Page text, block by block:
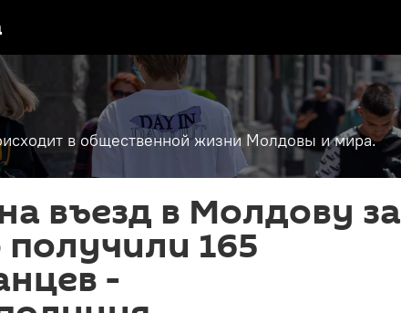
в общественной жизни Молдовы и мира.
въезд в Молдову за
165
-